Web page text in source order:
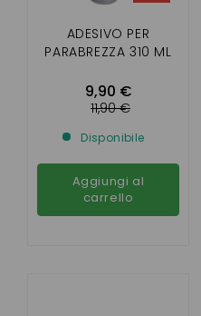
ADESIVO PER
PARABREZZA 310 ML
9,90 €
11,90 €
Disponibile
Aggiungi al
carrello